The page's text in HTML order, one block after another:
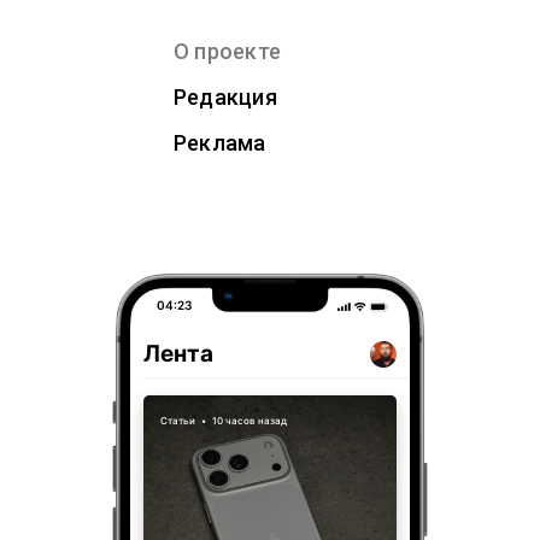
О проекте
Редакция
Реклама
04:23
Лента
Статьи • 10 часов назад